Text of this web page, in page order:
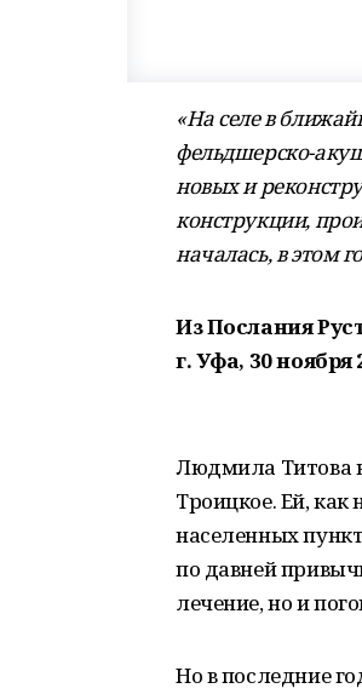
«На селе в
фельдшерско-
новых и
конструкции,
началась, в этом
Из Послания
г. Уфа, 30 ноября
Людмила Титова
Троицкое. Ей, как
населенных
по давней
лечение, но и
Но в последние